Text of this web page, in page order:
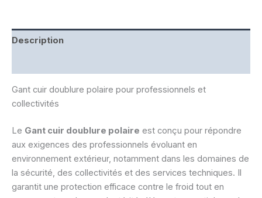
Description
Gant cuir doublure polaire pour professionnels et
collectivités
Le Gant cuir doublure polaire est conçu pour répondre
aux exigences des professionnels évoluant en
environnement extérieur, notamment dans les domaines de
la sécurité, des collectivités et des services techniques. Il
garantit une protection efficace contre le froid tout en